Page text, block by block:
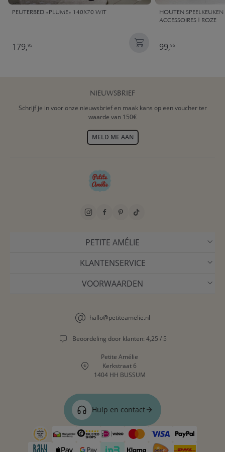
PEUTERBED «PLUME» 140X70 WIT
179,95
HOUTEN
ACCESSOIRES | ROZE
99,95
NIEUWSBRIEF
Schrijf je in voor onze nieuwsbrief en maak kans op een voucher ter
waarde van 150€
MELD ME AAN
PETITE AMÉLIE
KLANTENSERVICE
VOORWAARDEN
hallo@petiteamelie.nl
Beoordeling door klanten: 4,25 / 5
Petite Amélie
Kerkstraat 6
1404 HH BUSSUM
Hulp en contact